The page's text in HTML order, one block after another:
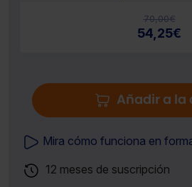
70,00€
54,25€
Añadir a la
Mira cómo funciona en
12 meses de suscripción